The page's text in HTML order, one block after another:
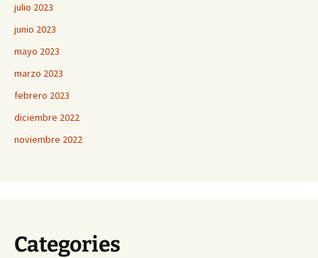
julio 2023
junio 2023
mayo 2023
marzo 2023
febrero 2023
diciembre 2022
noviembre 2022
Categories